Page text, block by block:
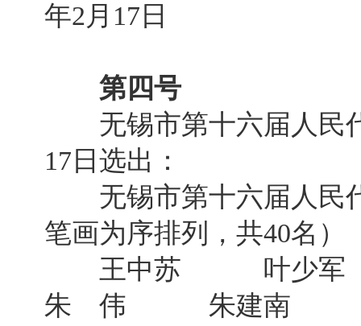
年2月17日
第四号
无锡市第十六届人民代
17日选出：
无锡市第十六届人民
笔画为序排列，共40名）
王中苏 叶少
朱 伟 朱建南